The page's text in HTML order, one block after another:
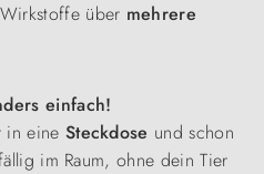
über mehrere
einfach!
in eine Steckdose und schon
im Raum, ohne dein Tier